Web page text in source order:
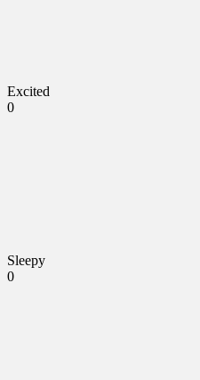
Excited
0
Sleepy
0